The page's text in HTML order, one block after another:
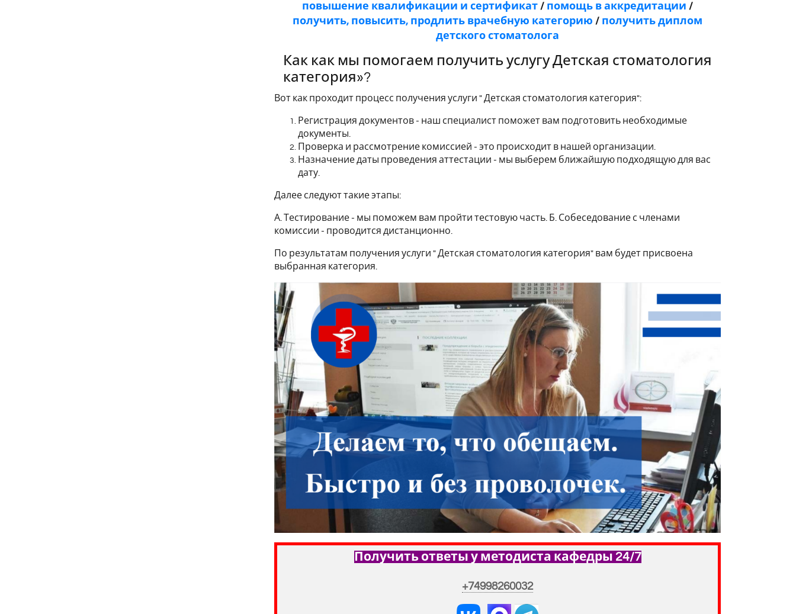
повышение квалификации и сертификат / помощь в аккредитации /
получить, повысить, продлить врачебную категорию / получить диплом
детского стоматолога
Как как мы помогаем получить услугу Детская стоматология
категория»?
Вот как проходит процесс получения услуги " Детская стоматология категория":
Регистрация документов - наш специалист поможет вам подготовить необходимые
документы.
Проверка и рассмотрение комиссией - это происходит в нашей организации.
Назначение даты проведения аттестации - мы выберем ближайшую подходящую для вас
дату.
Далее следуют такие этапы:
А. Тестирование - мы поможем вам пройти тестовую часть. Б. Собеседование с членами
комиссии - проводится дистанционно.
По результатам получения услуги " Детская стоматология категория" вам будет присвоена
выбранная категория.
Получить ответы у методиста кафедры 24/7
+74998260032